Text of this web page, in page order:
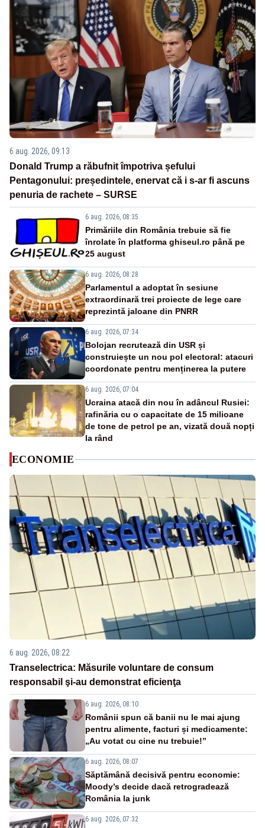
6 aug. 2026, 09:13
Donald Trump a răbufnit împotriva șefului
Pentagonului: președintele, enervat că i s-ar fi ascuns
penuria de rachete – SURSE
6 aug. 2026, 08:35
Primăriile din România trebuie să fie
înrolate în platforma ghiseul.ro până pe
25 august
6 aug. 2026, 08:28
Parlamentul a adoptat în sesiune
extraordinară trei proiecte de lege care
reprezintă jaloane din PNRR
6 aug. 2026, 07:34
Bolojan recrutează din USR și
construiește un nou pol electoral: atacuri
coordonate pentru menținerea la putere
6 aug. 2026, 07:04
Ucraina atacă din nou în adâncul Rusiei:
rafinăria cu o capacitate de 15 milioane
de tone de petrol pe an, vizată două nopți
la rând
ECONOMIE
6 aug. 2026, 08:22
Transelectrica: Măsurile voluntare de consum
responsabil şi-au demonstrat eficienţa
6 aug. 2026, 08:10
Românii spun că banii nu le mai ajung
pentru alimente, facturi și medicamente:
„Au votat cu cine nu trebuie!”
6 aug. 2026, 08:07
Săptămână decisivă pentru economie:
Moody’s decide dacă retrogradează
România la junk
6 aug. 2026, 07:32